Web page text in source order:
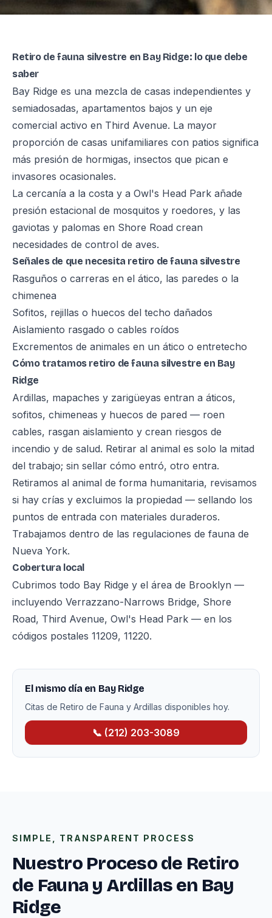
Retiro de fauna silvestre en Bay Ridge: lo que debe
saber
Bay Ridge es una mezcla de casas independientes y
semiadosadas, apartamentos bajos y un eje
comercial activo en Third Avenue. La mayor
proporción de casas unifamiliares con patios significa
más presión de hormigas, insectos que pican e
invasores ocasionales.
La cercanía a la costa y a Owl's Head Park añade
presión estacional de mosquitos y roedores, y las
gaviotas y palomas en Shore Road crean
necesidades de control de aves.
Señales de que necesita retiro de fauna silvestre
Rasguños o carreras en el ático, las paredes o la
chimenea
Sofitos, rejillas o huecos del techo dañados
Aislamiento rasgado o cables roídos
Excrementos de animales en un ático o entretecho
Cómo tratamos retiro de fauna silvestre en Bay
Ridge
Ardillas, mapaches y zarigüeyas entran a áticos,
sofitos, chimeneas y huecos de pared — roen
cables, rasgan aislamiento y crean riesgos de
incendio y de salud. Retirar al animal es solo la mitad
del trabajo; sin sellar cómo entró, otro entra.
Retiramos al animal de forma humanitaria, revisamos
si hay crías y excluimos la propiedad — sellando los
puntos de entrada con materiales duraderos.
Trabajamos dentro de las regulaciones de fauna de
Nueva York.
Cobertura local
Cubrimos todo Bay Ridge y el área de Brooklyn —
incluyendo Verrazzano-Narrows Bridge, Shore
Road, Third Avenue, Owl's Head Park — en los
códigos postales 11209, 11220.
El mismo día en Bay Ridge
Citas de Retiro de Fauna y Ardillas disponibles hoy.
📞 (212) 203-3089
SIMPLE, TRANSPARENT PROCESS
Nuestro Proceso de Retiro
de Fauna y Ardillas en Bay
Ridge